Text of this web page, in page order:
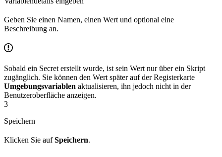
Geben Sie einen Namen, einen Wert und optional eine
Beschreibung an.
Sobald ein Secret erstellt wurde, ist sein Wert nur über ein Skript
zugänglich. Sie können den Wert später auf der Registerkarte
Umgebungsvariablen aktualisieren, ihn jedoch nicht in der
Benutzeroberfläche anzeigen.
3
Speichern
Klicken Sie aufSpeichern.